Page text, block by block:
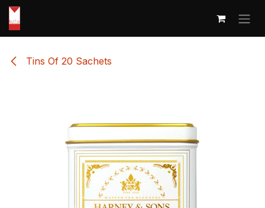
Overslaan naar inhoud
Tins Of 20 Sachets